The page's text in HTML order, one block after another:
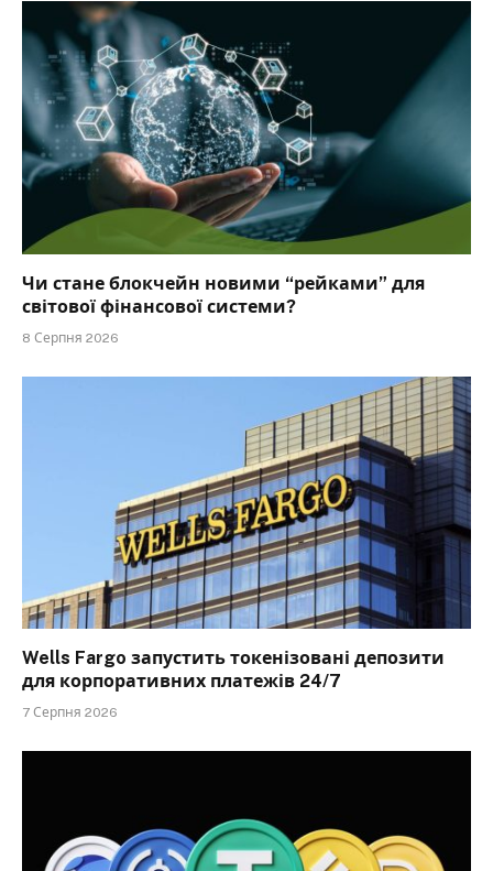
Чи стане блокчейн новими “рейками” для
світової фінансової системи?
8 Серпня 2026
Wells Fargo запустить токенізовані депозити
для корпоративних платежів 24/7
7 Серпня 2026